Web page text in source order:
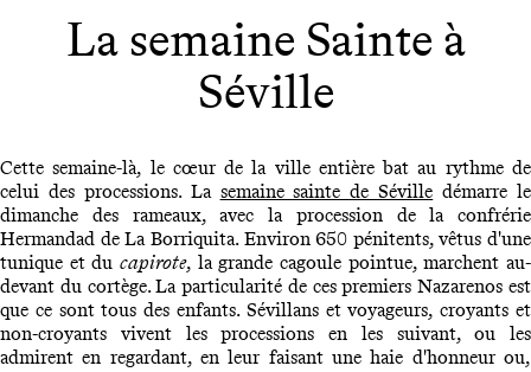
La semaine Sainte à
Séville
Cette semaine-là, le cœur de la ville entière bat au rythme de
celui des processions. La semaine sainte de Séville démarre le
dimanche des rameaux, avec la procession de la confrérie
Hermandad de La Borriquita. Environ 650 pénitents, vêtus d'une
tunique et du capirote, la grande cagoule pointue, marchent au-
devant du cortège. La particularité de ces premiers Nazarenos est
que ce sont tous des enfants. Sévillans et voyageurs, croyants et
non-croyants vivent les processions en les suivant, ou les
admirent en regardant, en leur faisant une haie d'honneur ou,